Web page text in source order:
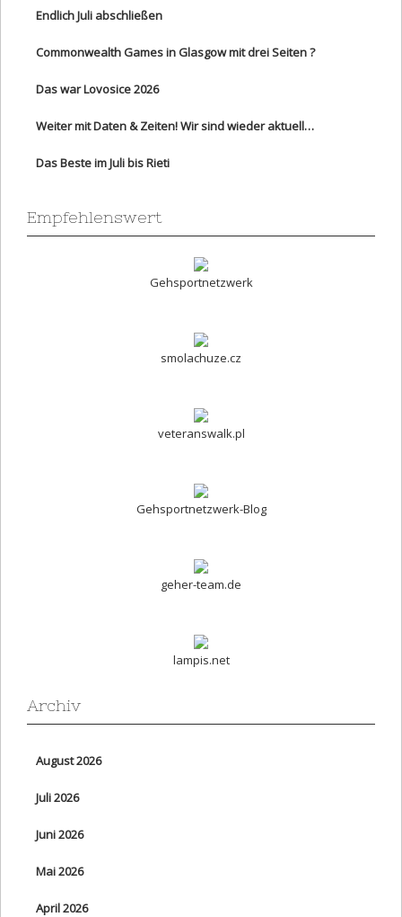
Endlich Juli abschließen
Commonwealth Games in Glasgow mit drei Seiten ?
Das war Lovosice 2026
Weiter mit Daten & Zeiten! Wir sind wieder aktuell…
Das Beste im Juli bis Rieti
Empfehlenswert
Gehsportnetzwerk
smolachuze.cz
veteranswalk.pl
Gehsportnetzwerk-Blog
geher-team.de
lampis.net
Archiv
August 2026
Juli 2026
Juni 2026
Mai 2026
April 2026